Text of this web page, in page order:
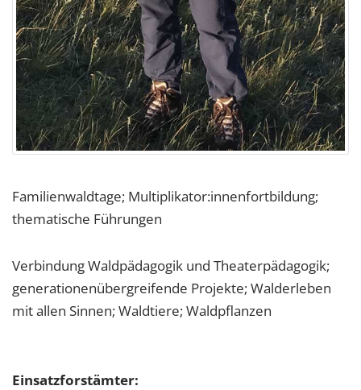
Familienwaldtage; Multiplikator:innenfortbildung;
thematische Führungen
Verbindung Waldpädagogik und Theaterpädagogik;
generationenübergreifende Projekte; Walderleben
mit allen Sinnen; Waldtiere; Waldpflanzen
Einsatzforstämter: